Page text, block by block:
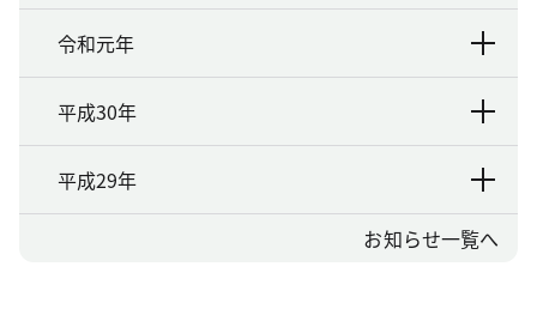
令和元年
平成30年
平成29年
お知らせ一覧へ